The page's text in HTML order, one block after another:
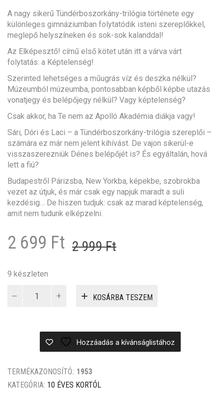
A nagy sikerű Tündérboszorkány-trilógia története egy
különleges gimnáziumban folytatódik isteni szereplőkkel,
meglepő helyszíneken és sok-sok kalanddal!
Az Elképesztő! című első kötet után itt a várva várt
folytatás: a Képtelenség!
Szerinted lehetséges a műugrás víz és deszka nélkül?
Múzeumból múzeumba, pontosabban képből képbe utazás
vonatjegy és belépőjegy nélkül? Vagy képtelenség?
Csak akkor, ha Te nem az Apolló Akadémia diákja vagy!
Sári, Dóri és Laci – a Tündérboszorkány-trilógia szereplői –
számára ez már nem jelent kihívást. De vajon sikerül-e
visszaszerezniük Dénes belépőjét is? És egyáltalán, hová
lett a fiú?
Budapestről Párizsba, New Yorkba, képekbe, szobrokba
vezet az útjuk, és már csak egy napjuk maradt a suli
kezdésig… De hiszen tudjuk: csak az marad képtelenség,
amit nem tudunk elképzelni.
2 999FtOriginal
2
2 699 Ft
Current
2
9 készleten
mennyiség
KOSÁRBA TESZEM
Hozzáadás a kívánságlistához
TERMÉKAZONOSÍTÓ.: 1953
KATEGÓRIA: 10 ÉVES KORTÓL